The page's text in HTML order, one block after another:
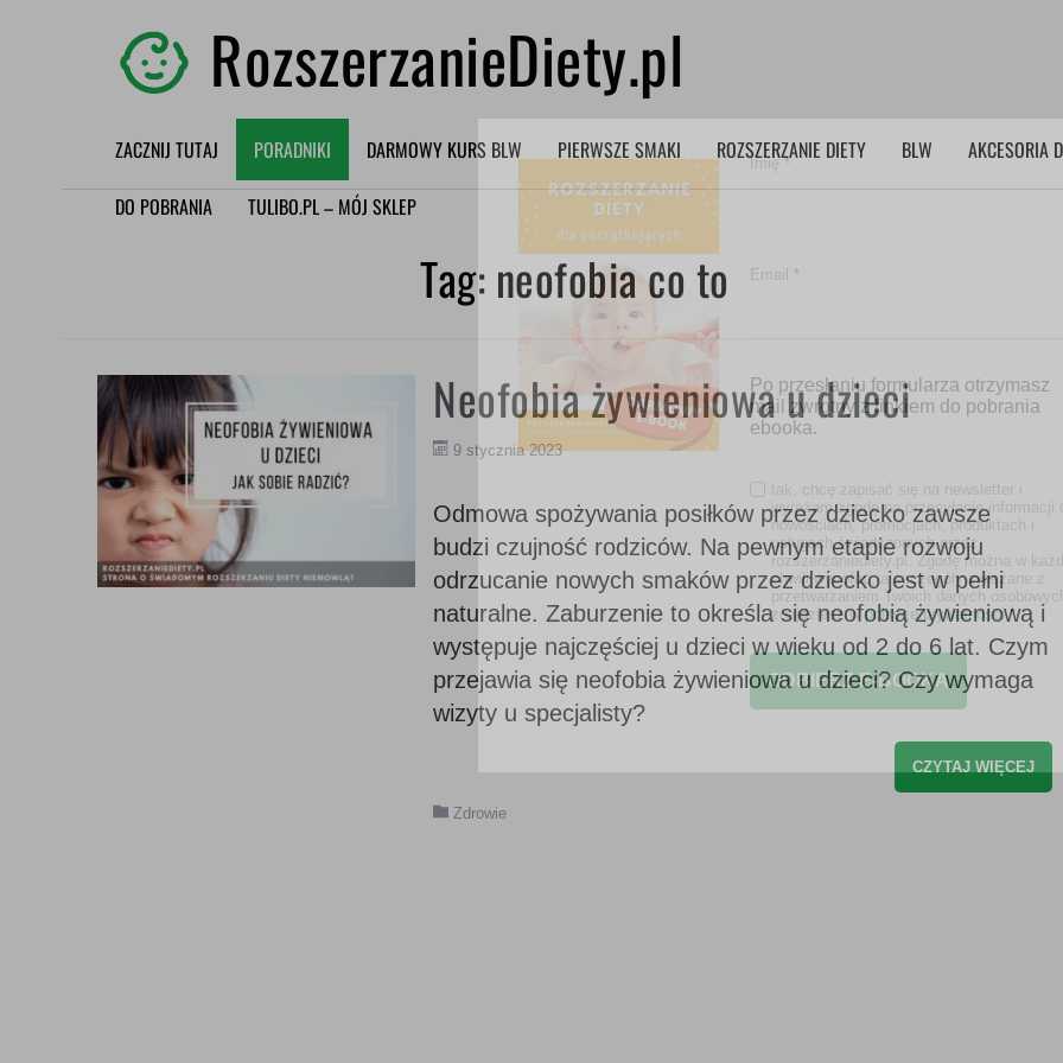
RozszerzanieDiety.pl
ZACZNIJ TUTAJ PORADNIKI DARMOWY KURS BLW PIERWSZE SMAKI ROZSZERZANIE DIETY BLW
AKCESORIA
DO POBRANIA
TULIBO.PL – MÓJ SKLEP
Tag: neofobia co to
Neofobia żywieniowa u dzieci
9 stycznia 2023
Odmowa spożywania posiłków przez dziecko zawsze
budzi czujność rodziców. Na pewnym etapie rozwoju
odrzucanie nowych smaków przez dziecko jest w pełni
naturalne. Zaburzenie to określa się neofobią żywieniową i
występuje najczęściej u dzieci w wieku od 2 do 6 lat. Czym
przejawia się neofobia żywieniowa u dzieci? Czy wymaga
wizyty u specjalisty?
CZYTAJ WIĘCEJ
Zdrowie
Imię*
Email *
Po przesłaniu formularza otrzymasz
mail zwrotny z linkiem do pobrania
ebooka.
tak, chcę zapisać się na newsletter i
wyrażam zgodę na przesyłanie informacji
nowościach, promocjach, produktach i
usługach świadczonych przez
rozszerzaniediety.pl. Zgodę można w
chwili wycofać, a szczegóły związane z
przetwarzaniem Twoich danych
znajdziesz wpolityce prywatności *